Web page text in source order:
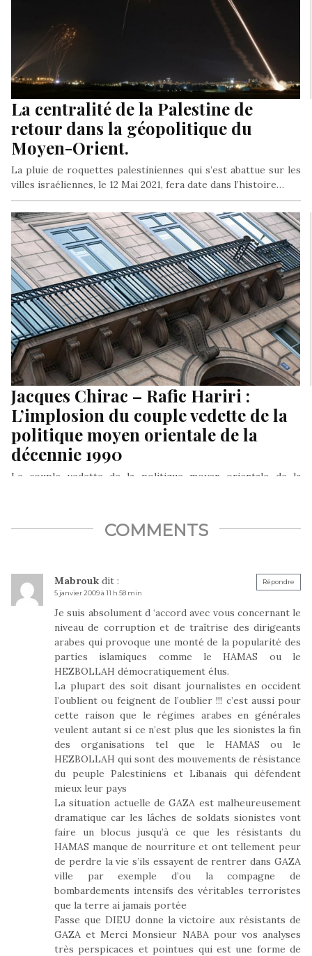
La centralité de la Palestine de
retour dans la géopolitique du
Moyen-Orient.
La pluie de roquettes palestiniennes qui s’est abattue sur les
villes israéliennes, le 12 Mai 2021, fera date dans l’histoire…
Jacques Chirac – Rafic Hariri :
L’implosion du couple vedette de la
politique moyen orientale de la
décennie 1990
Le couple vedette de la politique moyen orientale de la
COMMENTS
Mabrouk dit :
5 janvier 2009 à 11 h 58 min
Je suis absolument d ‘accord avec vous concernant le
niveau de corruption et de traîtrise des dirigeants
arabes qui provoque une monté de la popularité des
parties islamiques comme le HAMAS ou le
HEZBOLLAH démocratiquement élus.
La plupart des soit disant journalistes en occident
l’oublient ou feignent de l’oublier !!! c’est aussi pour
cette raison que le régimes arabes en générales
veulent autant si ce n’est plus que les sionistes la fin
des organisations tel que le HAMAS ou le
HEZBOLLAH qui sont des mouvements de résistance
du peuple Palestiniens et Libanais qui défendent
mieux leur pays
La situation actuelle de GAZA est malheureusement
dramatique car les lâches de soldats sionistes vont
faire un blocus jusqu’à ce que les résistants du
HAMAS manque de nourriture et ont tellement peur
de perdre la vie s’ils essayent de rentrer dans GAZA
ville par exemple d’ou la compagne de
bombardements intensifs des véritables terroristes
que la terre ai jamais portée
Fasse que DIEU donne la victoire aux résistants de
GAZA et Merci Monsieur NABA pour vos analyses
très perspicaces et pointues qui est une forme de
Répondre